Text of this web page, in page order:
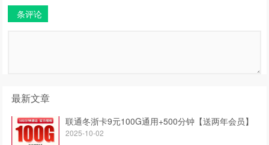
条评论
最新文章
联通冬浙卡9元100G通用+500分钟【送两年会员】
2025-10-02